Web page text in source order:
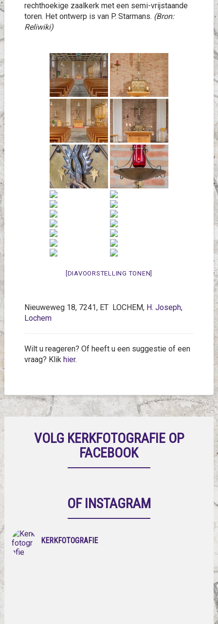
rechthoekige zaalkerk met een semi-vrijstaande
toren. Het ontwerp is van P. Starmans. (Bron:
Reliwiki)
[DIAVOORSTELLING TONEN]
Nieuweweg 18, 7241, ET LOCHEM, H. Joseph,
Lochem
Wilt u reageren? Of heeft u een suggestie of een
vraag? Klik hier.
VOLG KERKFOTOGRAFIE OP
FACEBOOK
OF INSTAGRAM
KERKFOTOGRAFIE